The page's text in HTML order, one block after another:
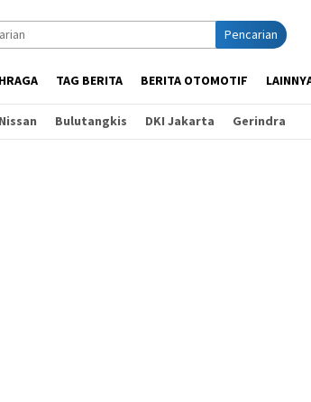
Pencarian
TAG BERITA BERITA OTOMOTIF
Nissan Bulutangkis DKI Jakarta Gerindra